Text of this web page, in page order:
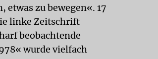
etwas zu bewegen«. 17
linke Zeitschrift
beobachtende
wurde vielfach